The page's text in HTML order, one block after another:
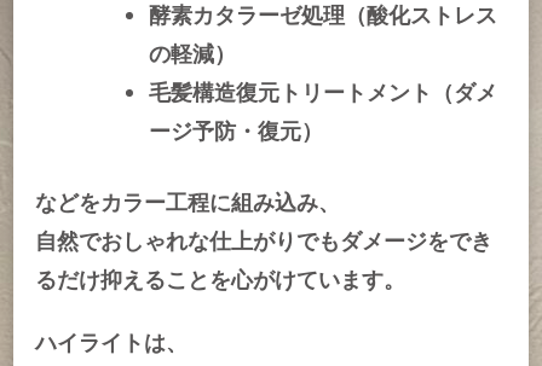
酵素カタラーゼ処理（酸化ストレス
の軽減）
毛髪構造復元トリートメント（ダメ
ージ予防・復元）
などをカラー工程に組み込み、
自然でおしゃれな仕上がりでもダメージをでき
るだけ抑えることを心がけています。
ハイライトは、